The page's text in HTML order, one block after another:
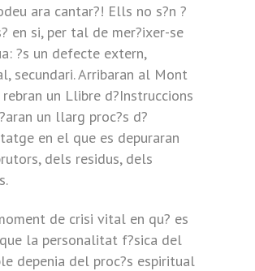
ara cantar?! Ells no s?n ?
en si, per tal de mer?ixer-se
?s un defecte extern,
secundari. Arribaran al Mont
rebran un Llibre d?Instruccions
un llarg proc?s d?
en el que es depuraran
dels residus, dels
de crisi vital en qu? es
la personalitat f?sica del
depenia del proc?s espiritual